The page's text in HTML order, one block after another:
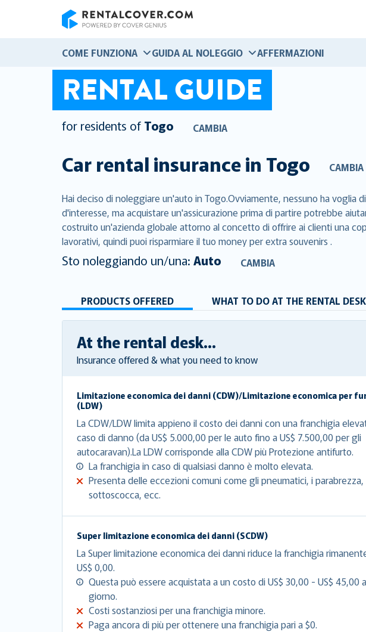
COME FUNZIONA GUIDA AL NOLEGGIO AFFERMAZIONI
RENTAL GUIDE
for residents of Togo CAMBIA
Car rental insurance in Togo CAMBIA
Hai deciso di noleggiare un'auto in Togo.Ovviamente, nessuno ha
d'interesse, ma acquistare un'assicurazione prima di partire potrebbe
costruito un'azienda globale attorno al concetto di offrire ai clienti una
lavorativi, quindi puoi risparmiare il tuo money per extra souvenirs .
Sto noleggiando un/una: Auto CAMBIA
PRODUCTS OFFERED WHAT TO DO AT THE RENTAL DESK
At the rental desk...
Insurance offered & what you need to know
Limitazione economica dei danni (CDW)/Limitazione economica per
(LDW)
La CDW/LDW limita appieno il costo dei danni con una franchigia
caso di danno (da US$ 5.000,00 per le auto fino a US$ 7.500,00 per gli
autocaravan).La LDW corrisponde alla CDW più Protezione antifurto.
La franchigia in caso di qualsiasi danno è molto elevata.
Presenta delle eccezioni comuni come gli pneumatici, i parabrezza,
sottoscocca, ecc.
Super limitazione economica dei danni (SCDW)
La Super limitazione economica dei danni riduce la franchigia
US$ 0,00.
Questa può essere acquistata a un costo di US$ 30,00 - US$ 45,00
giorno.
Costi sostanziosi per una franchigia minore.
Paga ancora di più per ottenere una franchigia pari a $0.